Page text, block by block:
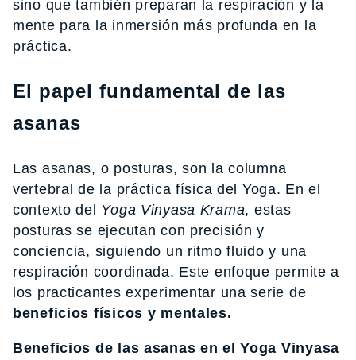
sino que también preparan la respiración y la
mente para la inmersión más profunda en la
práctica.
El papel fundamental de las
asanas
Las asanas, o posturas, son la columna
vertebral de la práctica física del Yoga. En el
contexto del Yoga Vinyasa Krama, estas
posturas se ejecutan con precisión y
conciencia, siguiendo un ritmo fluido y una
respiración coordinada. Este enfoque permite a
los practicantes experimentar una serie de
beneficios físicos y mentales.
Beneficios de las asanas en el Yoga Vinyasa